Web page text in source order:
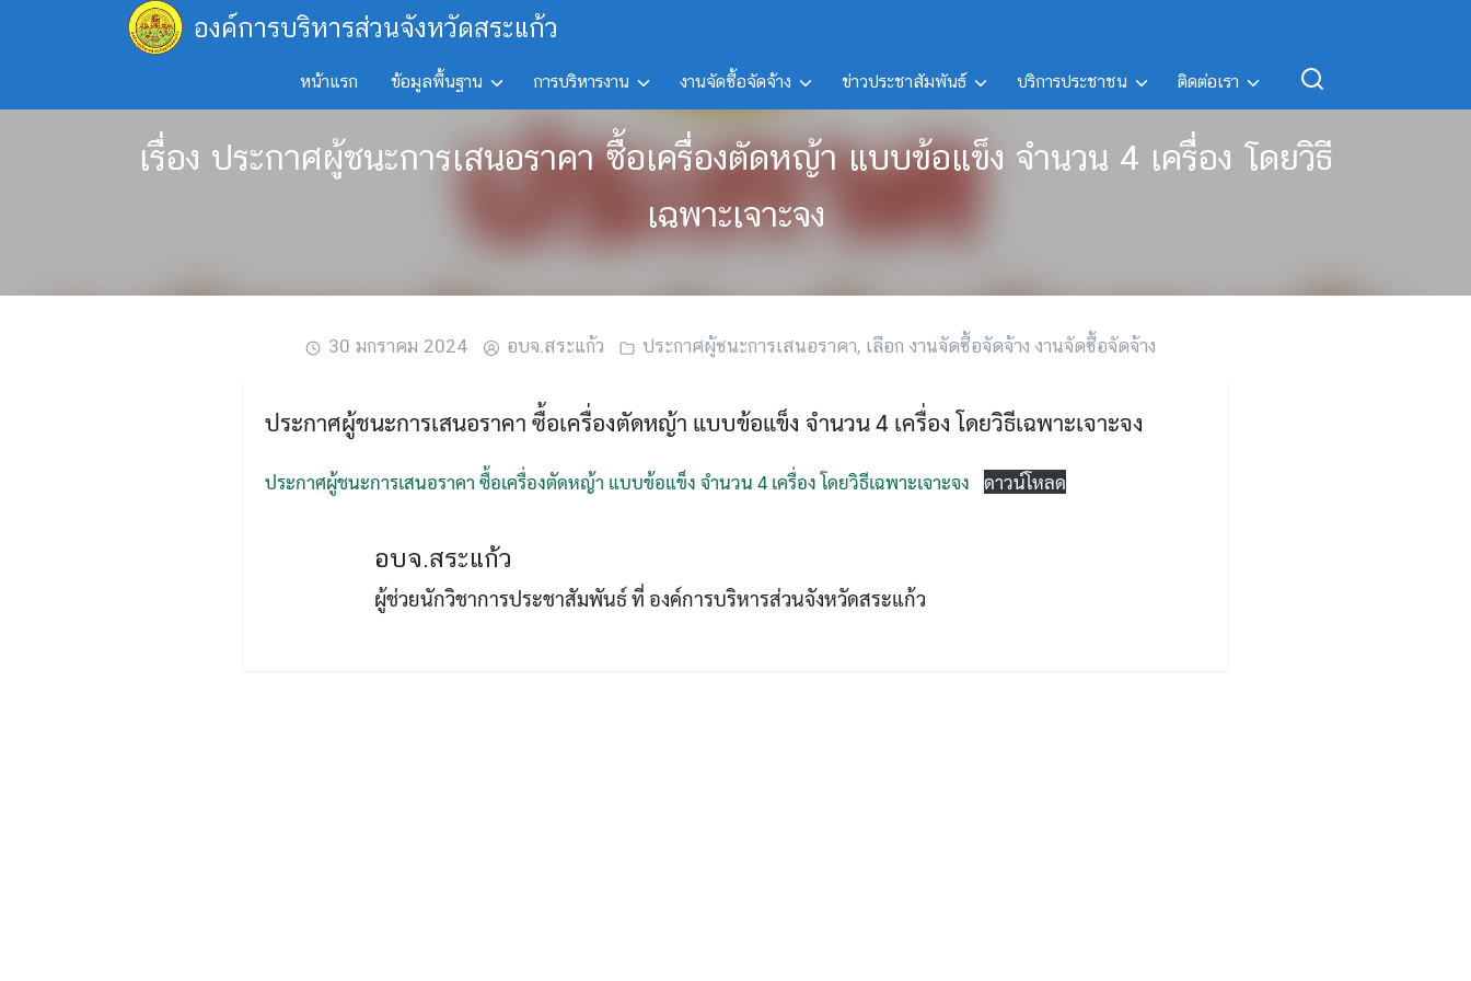
องค์การบริหารส่วนจังหวัดสระแก้ว
หน้าแรก ข้อมูลพื้นฐาน การบริหารงาน งานจัดซื้อจัดจ้าง ข่าวประชาสัมพันธ์ บริการประชาชน ติดต่อเรา
for:
Search
เรื่อง ประกาศผู้ชนะการเสนอราคา ซื้อเครื่องตัดหญ้า แบบข้อแข็ง จำนวน 4 เครื่อง โดยวิธี
เฉพาะเจาะจง
30 มกราคม 2024 อบจ.สระแก้ว ประกาศผู้ชนะการเสนอราคา, เลือก งานจัดซื้อจัดจ้าง งานจัดซื้อจัดจ้าง
ประกาศผู้ชนะการเสนอราคา ซื้อเครื่องตัดหญ้า แบบข้อแข็ง จำนวน 4 เครื่อง โดยวิธีเฉพาะเจาะจง
ประกาศผู้ชนะการเสนอราคา ซื้อเครื่องตัดหญ้า แบบข้อแข็ง จำนวน 4 เครื่อง โดยวิธีเฉพาะเจาะจง ดาวน์โหลด
อบจ.สระแก้ว
ผู้ช่วยนักวิชาการประชาสัมพันธ์ ที่ องค์การบริหารส่วนจังหวัดสระแก้ว